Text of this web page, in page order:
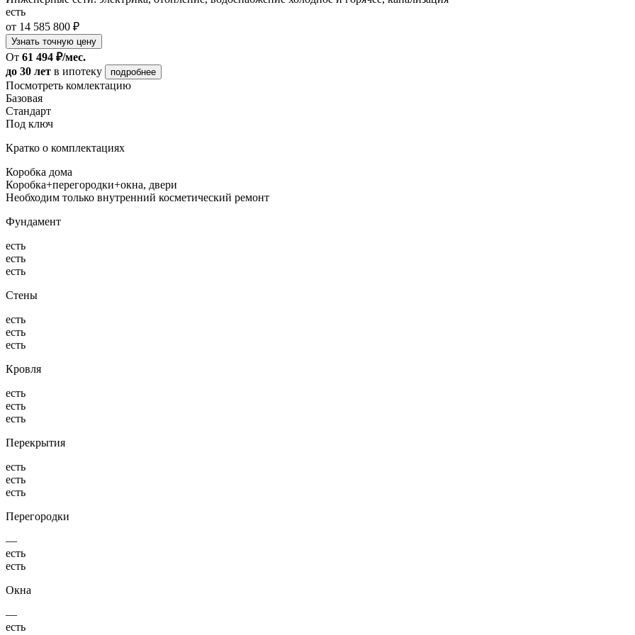
есть
от 14 585 800 ₽
Узнать точную цену
От 61 494 ₽/мес.
до 30 лет в ипотеку подробнее
Посмотреть комлектацию
Базовая
Стандарт
Под ключ
Кратко о комплектациях
Коробка дома
Коробка+перегородки+окна, двери
Необходим только внутренний косметический ремонт
Фундамент
есть
есть
есть
Стены
есть
есть
есть
Кровля
есть
есть
есть
Перекрытия
есть
есть
есть
Перегородки
—
есть
есть
Окна
—
есть